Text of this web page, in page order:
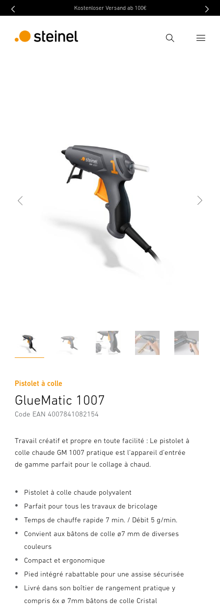
Kostenloser Versand ab 100€
Recherche
Pistolet à colle
GlueMatic 1007
Code EAN 4007841082154
Travail créatif et propre en toute facilité : Le pistolet à
colle chaude GM 1007 pratique est l’appareil d’entrée
de gamme parfait pour le collage à chaud.
Pistolet à colle chaude polyvalent
Parfait pour tous les travaux de bricolage
Temps de chauffe rapide 7 min. / Débit 5 g/min.
Convient aux bâtons de colle ø7 mm de diverses
couleurs
Compact et ergonomique
Pied intégré rabattable pour une assise sécurisée
Livré dans son boîtier de rangement pratique y
compris 6x ø 7mm bâtons de colle Cristal